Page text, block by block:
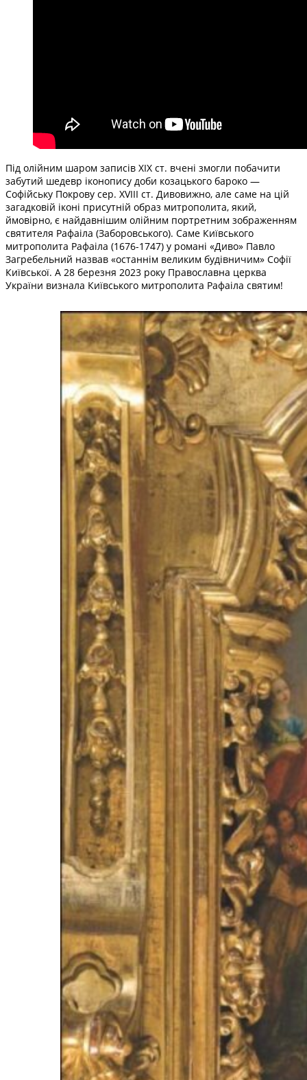
Під олійним шаром записів XIX ст. вчені змогли побачити
забутий шедевр іконопису доби козацького бароко —
Софійську Покрову сер. XVIII ст. Дивовижно, але саме на цій
загадковій іконі присутній образ митрополита, який,
ймовірно, є найдавнішим олійним портретним зображенням
святителя Рафаіла (Заборовського). Саме Київського
митрополита Рафаіла (1676-1747) у романі «Диво» Павло
Загребельний назвав «останнім великим будівничим» Софії
Київської. А 28 березня 2023 року Православна церква
України визнала Київського митрополита Рафаіла святим!